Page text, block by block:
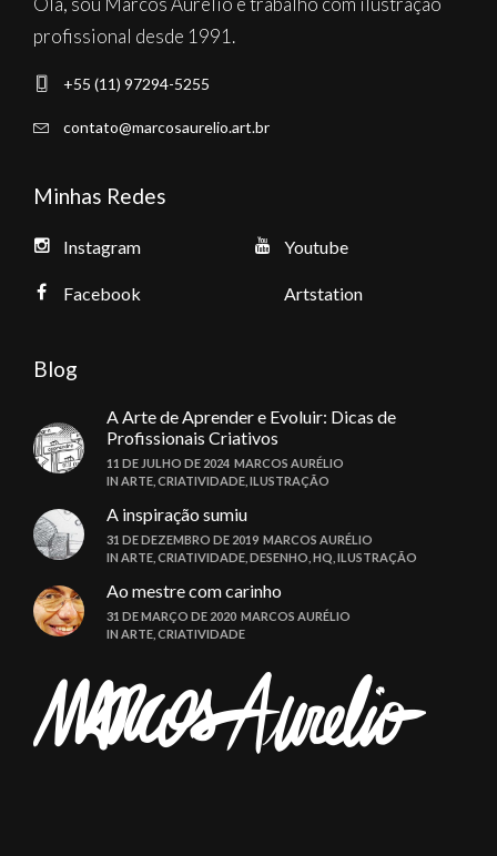
profissional desde 1991.
+55 (11) 97294-5255
contato@marcosaurelio.art.br
Minhas Redes
Instagram
Facebook
Youtube
Artstation
Blog
A Arte de Aprender e Evoluir: Dicas de
Profissionais Criativos
11 DE JULHO DE 2024 MARCOS AURÉLIO
IN ARTE CRIATIVIDADE ILUSTRAÇÃO
A inspiração sumiu
31 DE DEZEMBRO DE 2019 MARCOS AURÉLIO
IN ARTE CRIATIVIDADE DESENHO HQ ILUSTRAÇÃO
Ao mestre com carinho
31 DE MARÇO DE 2020 MARCOS AURÉLIO
IN ARTE CRIATIVIDADE